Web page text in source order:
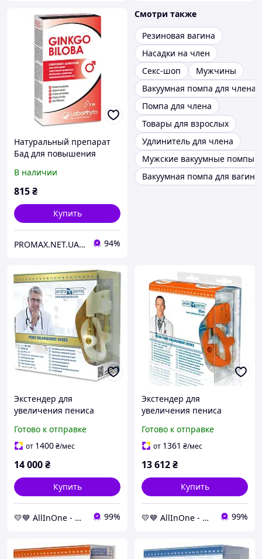
Натуральный препарат
Бад для повышения
эрекции и здоровье
мужчины, Гинкго билоба,
В наличии
815₴
Купить
PROMAX.NET.UA - Интернет-магазин г.Днепр 94%
Смотри также
Резиновая вагина
Насадки на член
Секс-шоп
Мужчины
Вакуумная помпа для члена
Помпа для члена
Товары для взрослых
Удлинитель для члена
Мужские вакуумные помпы
Вакуумная помпа для вагины
Экстендер для
увеличения пениса
медицинский прибор для
лечения искривления и
Готово к отправке
от 1400₴/мес
14 000₴
Купить
💛💙 AllInOne - находи все необходимое в одном магазине! 99%
Экстендер для
увеличения пениса
медицинский прибор для
лечения искривления и
Готово к отправке
от 1361 ₴/мес
13 612₴
Купить
💛💙 AllInOne - находи все необходимое в одном магазине! 99%